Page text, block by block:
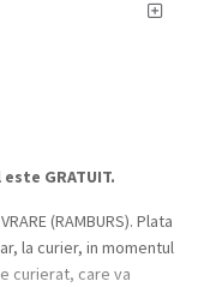
GRATUIT.
(RAMBURS). Plata
la curier, in momentul
curierat, care va